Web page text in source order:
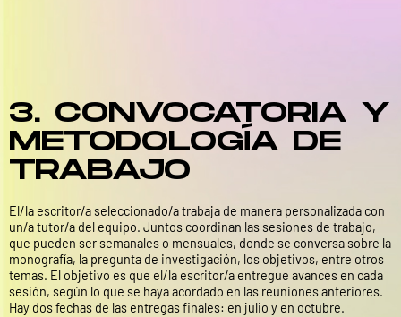
3. CONVOCATORIA Y
METODOLOGÍA DE
TRABAJO
El/la escritor/a seleccionado/a trabaja de manera personalizada con
un/a tutor/a del equipo. Juntos coordinan las sesiones de trabajo,
que pueden ser semanales o mensuales, donde se conversa sobre la
monografía, la pregunta de investigación, los objetivos, entre otros
temas. El objetivo es que el/la escritor/a entregue avances en cada
sesión, según lo que se haya acordado en las reuniones anteriores.
Hay dos fechas de las entregas finales: en julio y en octubre.